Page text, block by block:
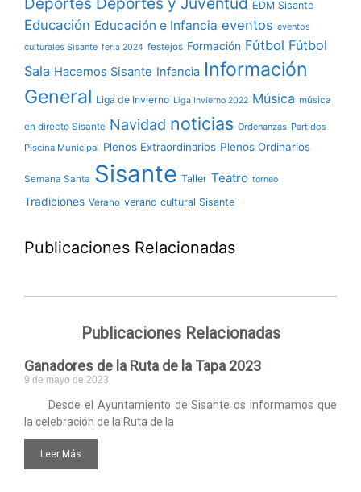
EDM Sisante
Educación Educación e Infancia eventos eventos
culturales Sisante feria 2024 festejos Formación Fútbol Fútbol
Sala Hacemos Sisante Infancia Información
General Liga de Invierno Liga Invierno 2022 Música música
en directo Sisante Navidad noticias Ordenanzas Partidos
Piscina Municipal Plenos Extraordinarios Plenos Ordinarios
Semana Santa Sisante Taller Teatro torneo
Tradiciones Verano verano cultural Sisante
Publicaciones Relacionadas
Publicaciones Relacionadas
Ganadores de la Ruta de la Tapa 2023
9 de mayo de 2023
Desde el Ayuntamiento de Sisante os informamos que
la celebración de la Ruta de la
Leer Más